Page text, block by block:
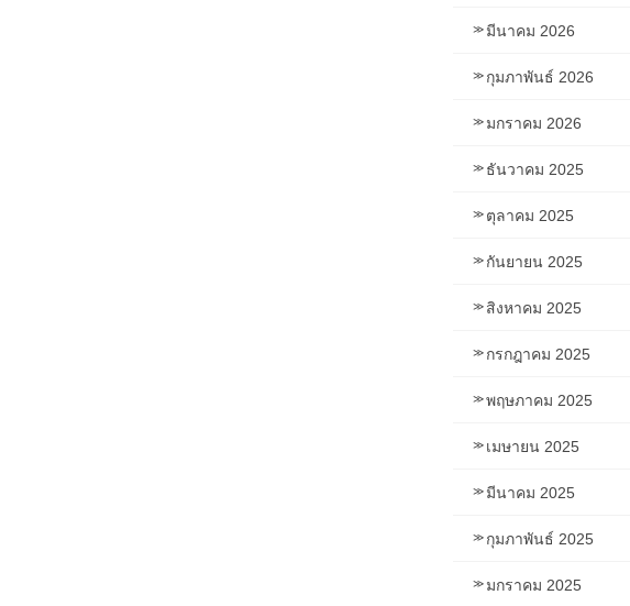
มีนาคม 2026
กุมภาพันธ์ 2026
มกราคม 2026
ธันวาคม 2025
ตุลาคม 2025
กันยายน 2025
สิงหาคม 2025
กรกฎาคม 2025
พฤษภาคม 2025
เมษายน 2025
มีนาคม 2025
กุมภาพันธ์ 2025
มกราคม 2025